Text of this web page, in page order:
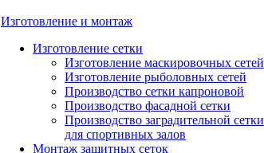
Изготовление и монтаж
Изготовление сетки
Изготовление маскировочных сетей
Изготовление рыболовных сетей
Производство сетки капроновой
Производство фасадной сетки
Производство заградительной сетки
для спортивных залов
Монтаж защитных сеток